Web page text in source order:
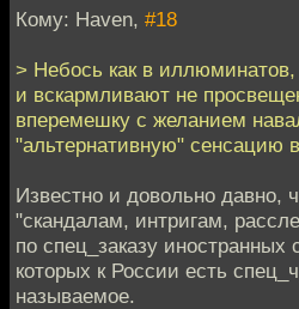
Кому: Haven, #18
> Небось как в
и вскармливают не
вперемешку с желанием
"альтернативную" сенсацию
Известно и довольно давно,
"скандалам, интригам,
по спец_заказу иностранных
которых к России есть
называемое.